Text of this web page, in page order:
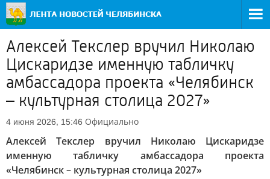
Алексей Текслер вручил Николаю
Цискаридзе именную табличку
амбассадора проекта «Челябинск
– культурная столица 2027»
4 июня 2026, 15:46 Официально
Алексей Текслер вручил Николаю Цискаридзе
именную табличку амбассадора проекта
«Челябинск – культурная столица 2027»